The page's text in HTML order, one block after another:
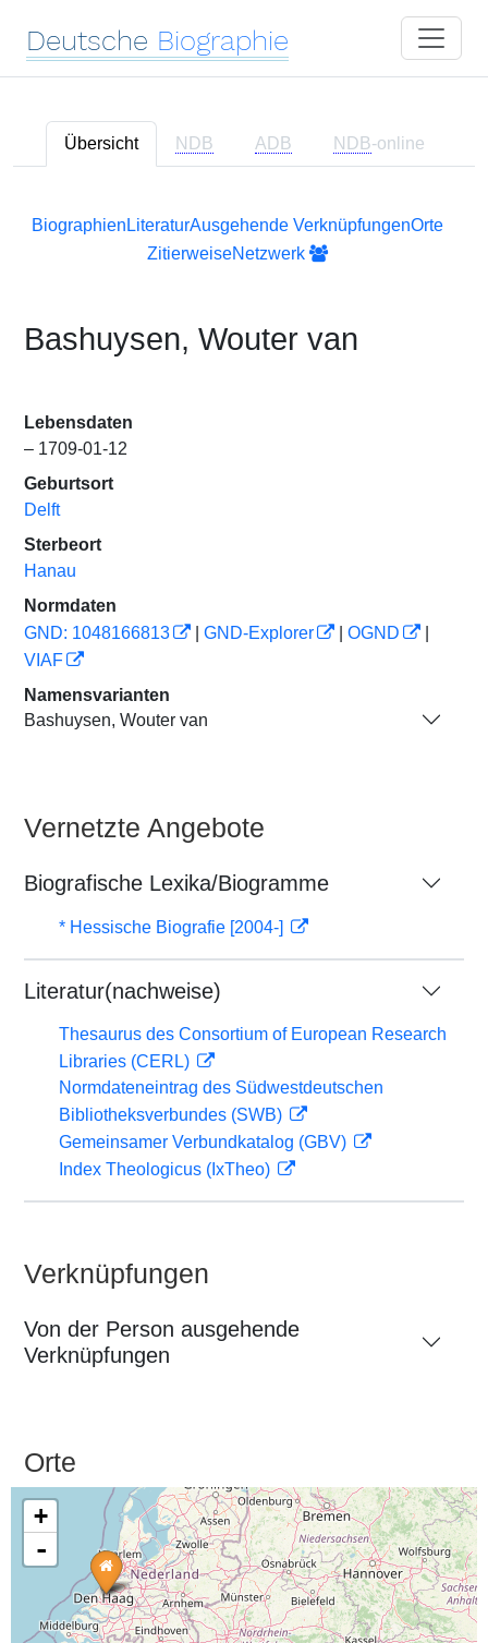
Deutsche Biographie
Übersicht NDB ADB NDB-online
Biographien LiteraturAusgehende VerknüpfungenOrte
ZitierweiseNetzwerk
Bashuysen, Wouter van
Lebensdaten
– 1709-01-12
Geburtsort
Delft
Sterbeort
Hanau
Normdaten
GND: 1048166813
GND-Explorer OGND
VIAF
Namensvarianten
Bashuysen, Wouter van
Vernetzte Angebote
Biografische Lexika/Biogramme
* Hessische Biografie [2004-]
Literatur(nachweise)
Thesaurus des Consortium of European Research
Libraries (CERL)
Normdateneintrag des Südwestdeutschen
Bibliotheksverbundes (SWB)
Gemeinsamer Verbundkatalog (GBV)
Index Theologicus (IxTheo)
Verknüpfungen
Von der Person ausgehende
Verknüpfungen
Orte
+
-